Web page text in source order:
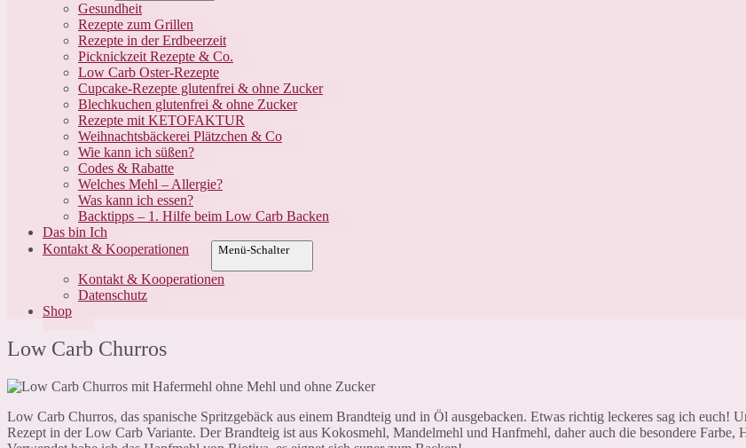
Gesundheit
Rezepte zum Grillen
Rezepte in der Erdbeerzeit
Picknickzeit Rezepte & Co.
Low Carb Oster-Rezepte
Cupcake-Rezepte glutenfrei & ohne Zucker
Blechkuchen glutenfrei & ohne Zucker
Rezepte mit KETOFAKTUR
Weihnachtsbäckerei Plätzchen & Co
Wie kann ich süßen?
Codes & Rabatte
Welches Mehl – Allergie?
Was kann ich essen?
Backtipps – 1. Hilfe beim Low Carb Backen
Das bin Ich
Kontakt & Kooperationen
Menü-Schalter
Kontakt & Kooperationen
Datenschutz
Shop
Low Carb Churros
Low Carb Churros, das spanische Spritzgebäck aus einem Brandteig und in Öl ausgebacken. Etwas richtig leckeres sag ich euch!
Rezept in der Low Carb Variante. Der Brandteig ist aus Kokosmehl, Mandelmehl und Hanfmehl, daher auch die besondere Farbe,